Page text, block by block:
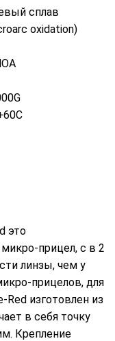
сплав
oxidation)
это
прицел, с в 2
линзы, чем у
прицелов, для
Red изготовлен из
в себя точку
Крепление